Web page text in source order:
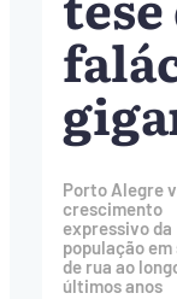
Porto Alegre
crescimento
expressivo da
população
de rua ao
últimos anos